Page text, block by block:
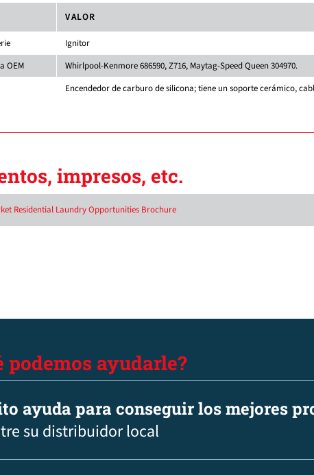
VALOR
Ignitor
OEM
Whirlpool-Kenmore 686590, Z716, Maytag-Speed Queen 304970.
Encendedor de carburo de silicona; tiene un soporte cerámico,
impresos, etc.
Residential Laundry Opportunities Brochure
podemos ayudarle?
ayuda para conseguir los mejores
su distribuidor local